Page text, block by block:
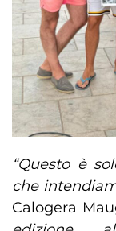
“Questo è
che
Calogera